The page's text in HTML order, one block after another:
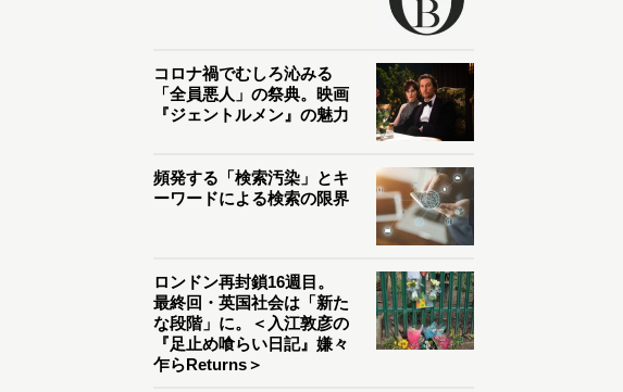
コロナ禍でむしろ沁みる
「全員悪人」の祭典。映画
『ジェントルメン』の魅力
頻発する「検索汚染」とキ
ーワードによる検索の限界
ロンドン再封鎖16週目。
最終回・英国社会は「新た
な段階」に。＜入江敦彦の
『足止め喰らい日記』嫌々
乍らReturns＞